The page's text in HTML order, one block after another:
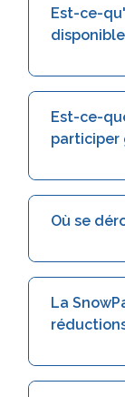
Est-ce-
Est-ce-
participer
Où se
La